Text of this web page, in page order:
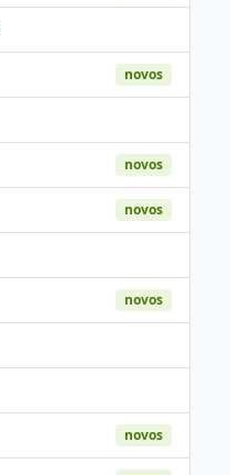
novos
novos
novos
novos
novos